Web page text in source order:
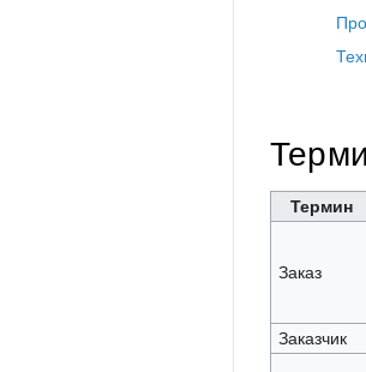
Термин
Заказ
Заказчик